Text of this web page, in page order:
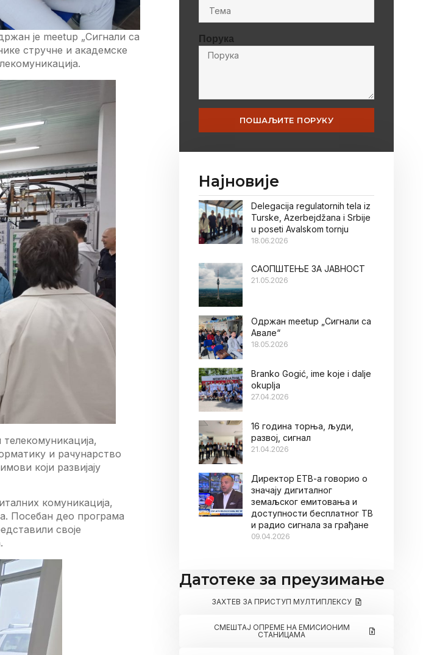
је meetup „Сигнали са
стручне и академске
и рачунарство
који развијају
комуникација,
Посебан део програма
своје
Порука
ПОШАЉИТЕ ПОРУКУ
Најновије
Delegacija regulatornih tela iz
Turske, Azerbejdžana i Srbije
u poseti Avalskom tornju
18.06.2026
САОПШТЕЊЕ ЗА ЈАВНОСТ
21.05.2026
Oдржан meetup „Сигнали са
Авале“
18.05.2026
Branko Gogić, ime koje i dalje
okuplja
27.04.2026
16 година торња, људи,
развој, сигнал
21.04.2026
Директор ЕТВ-а говорио о
значају дигиталног
земаљског емитовања и
доступности бесплатног ТВ
и радио сигнала за грађане
09.04.2026
Датотеке за преузимање
ЗАХТЕВ ЗА ПРИСТУП МУЛТИПЛЕКСУ
СМЕШТАЈ ОПРЕМЕ НА ЕМИСИОНИМ
СТАНИЦАМА